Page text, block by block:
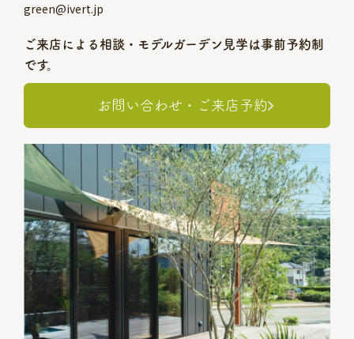
green@ivert.jp
ご来店による相談・モデルガーデン見学は事前予約制
です。
お問い合わせ・ご来店予約